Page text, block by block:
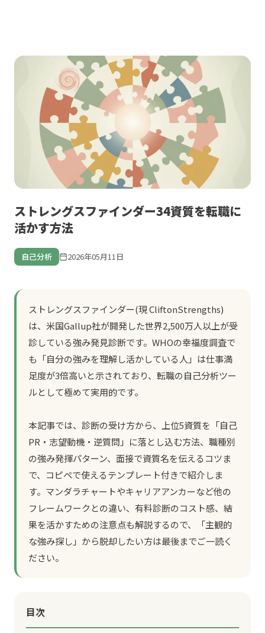
ストレングスファインダー34資質を転職に
活かす方法
自己分析 2026年05月11日
ストレングスファインダー(現 CliftonStrengths)
は、米国Gallup社が開発した世界2,500万人以上が受
診している強み発見診断です。WHOの幸福度調査で
も「自分の強みを理解し活かしている人」は仕事満
足度が3倍高いと示されており、転職の自己分析ツー
ルとして極めて実用的です。
本記事では、診断の受け方から、上位5資質を「自己
PR・志望動機・逆質問」に落とし込む方法、職種別
の強み発揮パターン、面接で資質名を伝えるコツま
で、コピペで使えるテンプレート付きで紹介しま
す。マンダラチャートやキャリアアンカーなど他の
フレームワークとの違い、有料診断のコスト感、結
果を活かすための注意点も解説するので、「主観的
な強み探し」から脱却したい方は最後までご一読く
ださい。
目次